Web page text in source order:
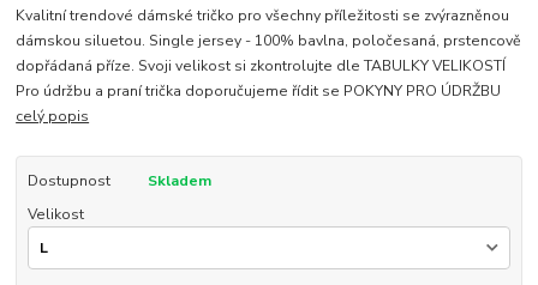
Kvalitní trendové dámské tričko pro všechny příležitosti se zvýrazněnou
dámskou siluetou. Single jersey - 100% bavlna, poločesaná, prstencově
dopřádaná příze. Svoji velikost si zkontrolujte dle TABULKY VELIKOSTÍ
Pro údržbu a praní trička doporučujeme řídit se POKYNY PRO ÚDRŽBU
celý popis
Dostupnost
Skladem
Velikost